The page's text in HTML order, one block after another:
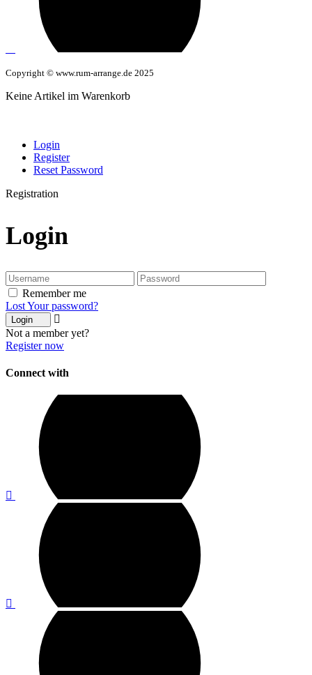
Copyright © www.rum-arrange.de 2025
Keine Artikel im Warenkorb
Login
Register
Reset Password
Registration
Login
Remember me
Lost Your password?
Login
Not a member yet?
Register now
Connect with